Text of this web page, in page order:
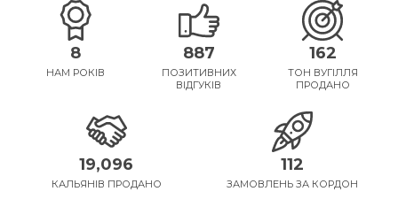
8
НАМ РОКІВ
887
ПОЗИТИВНИХ
ВІДГУКІВ
162
ТОН ВУГІЛЛЯ
ПРОДАНО
19,096
КАЛЬЯНІВ ПРОДАНО
112
ЗАМОВЛЕНЬ ЗА КОРДОН